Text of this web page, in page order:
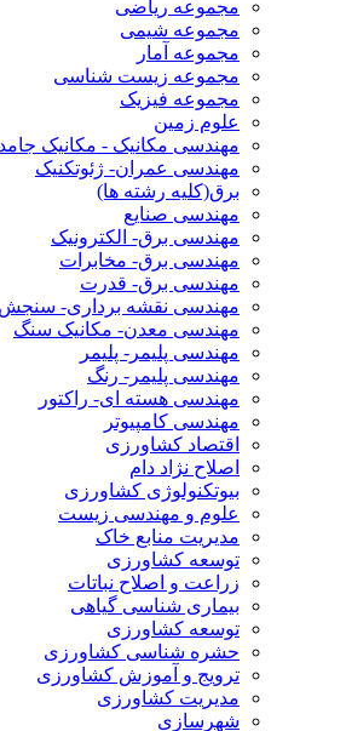
مجموعه ریاضی
مجموعه شیمی
مجموعه آمار
مجموعه زیست شناسی
مجموعه فیزیک
علوم زمین
مهندسی مکانیک - مکانیک
مهندسی عمران- ژئوتکنیک
برق(کلیه رشته ها)
مهندسی صنایع
مهندسی برق- الکترونیک
مهندسی برق- مخابرات
مهندسی برق- قدرت
مهندسی نقشه برداری- سنجش
مهندسی معدن- مکانیک سنگ
مهندسی پلیمر- پلیمر
مهندسی پلیمر- رنگ
مهندسی هسته ای- راکتور
مهندسی کامپیوتر
اقتصاد کشاورزی
اصلاح نژاد دام
بیوتکنولوژی کشاورزی
علوم و مهندسی زیست
مدیریت منابع خاک
توسعه کشاورزی
زراعت و اصلاح نباتات
بیماری شناسی گیاهی
توسعه کشاورزی
حشره شناسی کشاورزی
ترویج و آموزش کشاورزی
مدیریت کشاورزی
شهرسازی